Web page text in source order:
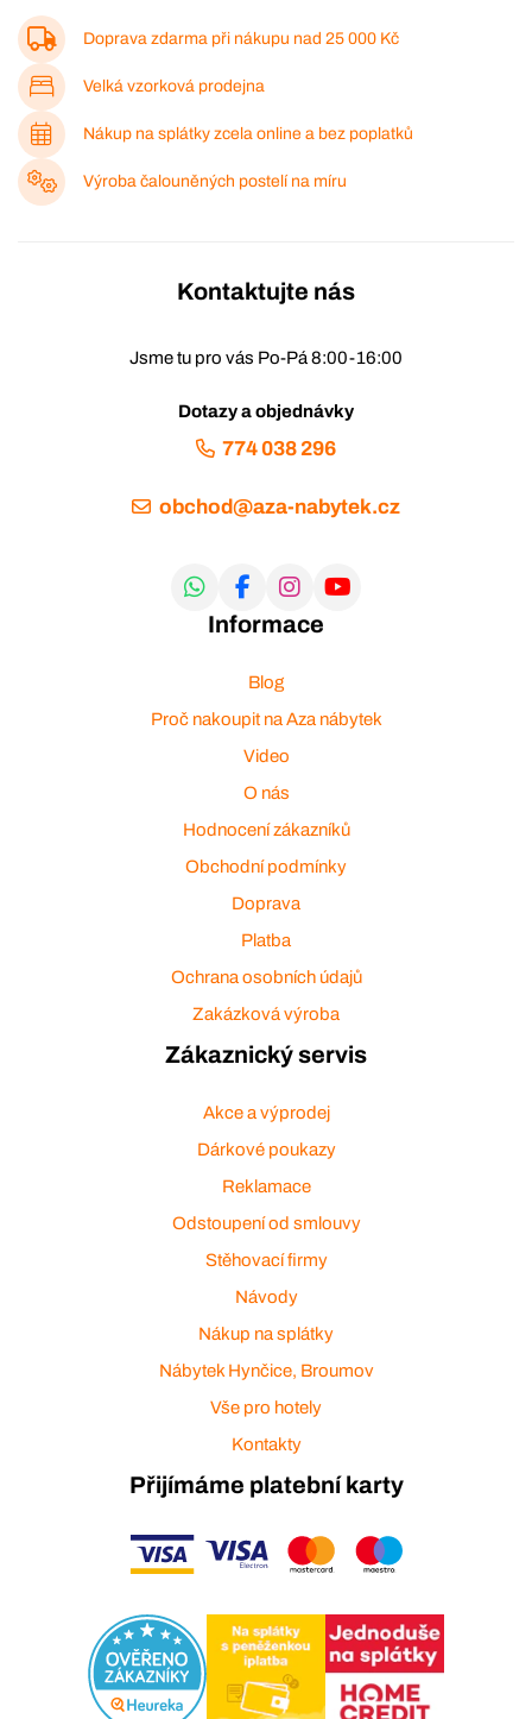
Doprava zdarma při nákupu nad 25 000 Kč
Velká vzorková prodejna
Nákup na splátky zcela online a bez poplatků
Výroba čalouněných postelí na míru
Kontaktujte nás
Jsme tu pro vás Po-Pá 8:00-16:00
Dotazy a objednávky
774 038 296
obchod@aza-nabytek.cz
Informace
Blog
Proč nakoupit na Aza nábytek
Video
O nás
Hodnocení zákazníků
Obchodní podmínky
Doprava
Platba
Ochrana osobních údajů
Zakázková výroba
Zákaznický servis
Akce a výprodej
Dárkové poukazy
Reklamace
Odstoupení od smlouvy
Stěhovací firmy
Návody
Nákup na splátky
Nábytek Hynčice, Broumov
Vše pro hotely
Kontakty
Přijímáme platební karty